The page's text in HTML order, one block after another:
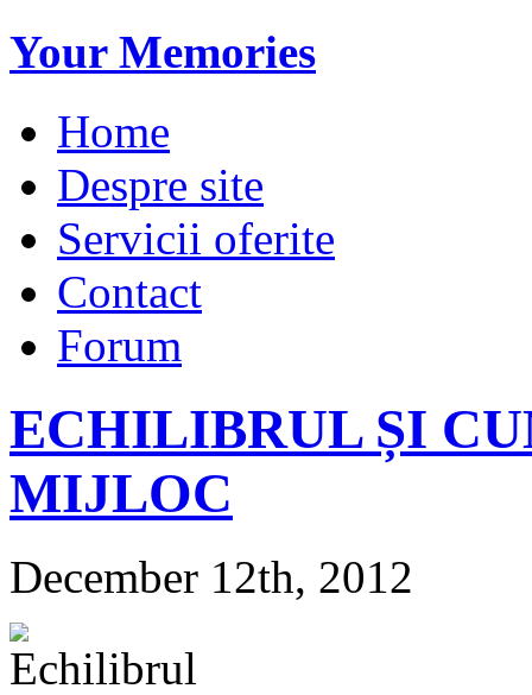
Your Memories
Home
Despre site
Servicii oferite
Contact
Forum
ECHILIBRUL ȘI
MIJLOC
December 12th, 2012